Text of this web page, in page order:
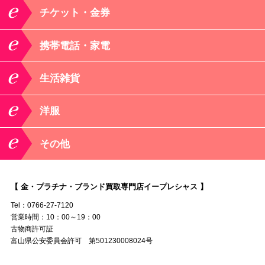
チケット・金券
携帯電話・家電
生活雑貨
洋服
その他
【 金・プラチナ・ブランド買取専門店イープレシャス 】
Tel：0766-27-7120
営業時間：10：00～19：00
古物商許可証
富山県公安委員会許可 第501230008024号